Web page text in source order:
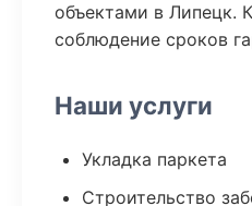
объектами в Липецк.
соблюдение сроков
Наши услуги
Укладка паркета
Строительство